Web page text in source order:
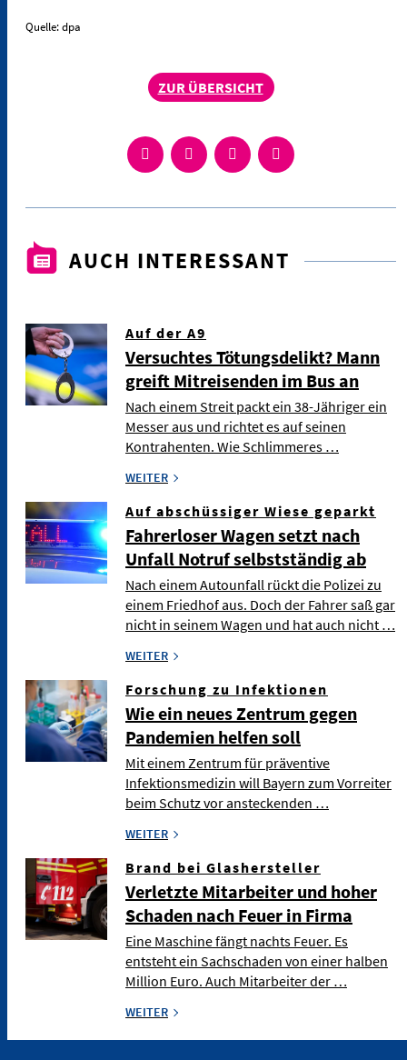
Quelle: dpa
ZUR ÜBERSICHT
AUCH INTERESSANT
Auf der A9
Versuchtes Tötungsdelikt? Mann
greift Mitreisenden im Bus an
Nach einem Streit packt ein 38-Jähriger ein
Messer aus und richtet es auf seinen
Kontrahenten. Wie Schlimmeres …
WEITER
Auf abschüssiger Wiese geparkt
Fahrerloser Wagen setzt nach
Unfall Notruf selbstständig ab
Nach einem Autounfall rückt die Polizei zu
einem Friedhof aus. Doch der Fahrer saß gar
nicht in seinem Wagen und hat auch nicht …
WEITER
Forschung zu Infektionen
Wie ein neues Zentrum gegen
Pandemien helfen soll
Mit einem Zentrum für präventive
Infektionsmedizin will Bayern zum Vorreiter
beim Schutz vor ansteckenden …
WEITER
Brand bei Glashersteller
Verletzte Mitarbeiter und hoher
Schaden nach Feuer in Firma
Eine Maschine fängt nachts Feuer. Es
entsteht ein Sachschaden von einer halben
Million Euro. Auch Mitarbeiter der …
WEITER